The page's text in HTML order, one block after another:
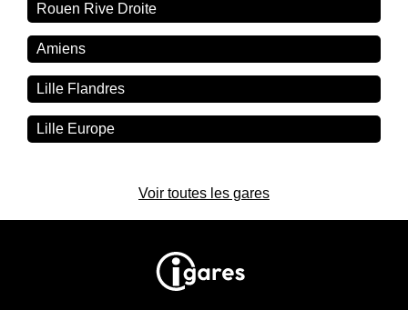
Rouen Rive Droite
Amiens
Lille Flandres
Lille Europe
Voir toutes les gares